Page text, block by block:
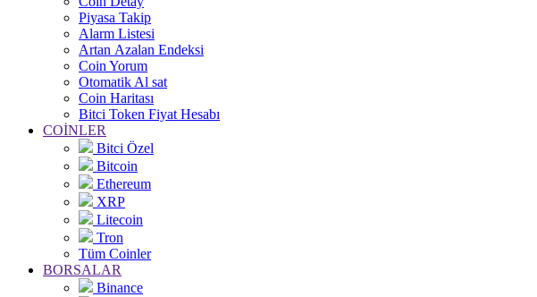
Piyasa Takip
Alarm Listesi
Artan Azalan Endeksi
Coin Yorum
Otomatik Al sat
Coin Haritası
Bitci Token Fiyat Hesabı
COİNLER
Bitci Özel
Bitcoin
Ethereum
XRP
Litecoin
Tron
Tüm Coinler
BORSALAR
Binance